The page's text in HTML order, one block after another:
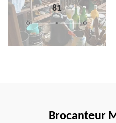
81
Brocanteur